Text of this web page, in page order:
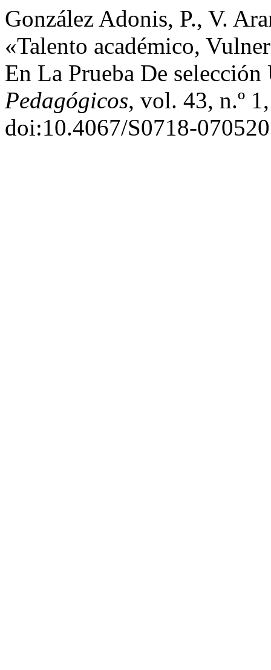
González Adonis, P., V.
«Talento académico,
En La Prueba De
Pedagógicos, vol. 43, n.º
doi:10.4067/S0718-